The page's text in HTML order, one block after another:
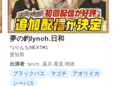
夢の釣lynch.日和
つりんちNEXT#1
愛知県
出演者: lynch.,葉月,晁直,明徳
ブラックバス マゴチ
アオリイカ
シーバス